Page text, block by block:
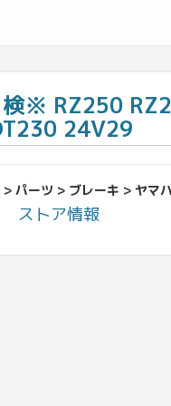
※ RZ250
24V29
パーツ > ブレーキ > ヤマ
ストア情報